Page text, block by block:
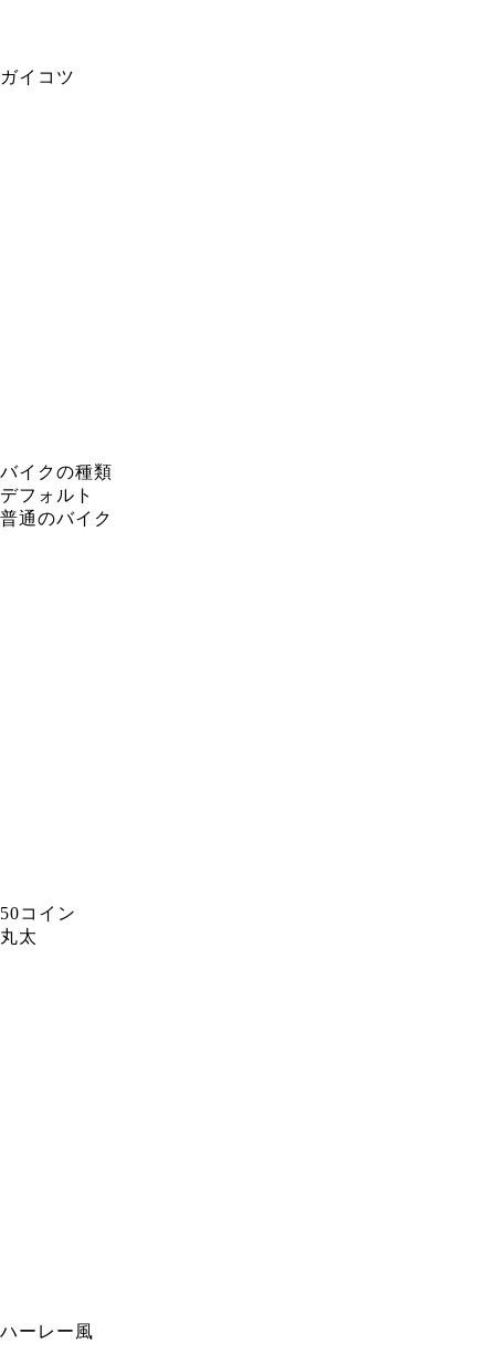
ガイコツ
バイクの種類
デフォルト
普通のバイク
50コイン
丸太
ハーレー風